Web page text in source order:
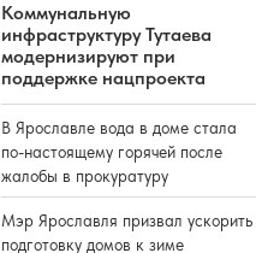
Коммунальную
инфраструктуру Тутаева
модернизируют при
поддержке нацпроекта
В Ярославле вода в доме стала
по-настоящему горячей после
жалобы в прокуратуру
Мэр Ярославля призвал ускорить
подготовку домов к зиме